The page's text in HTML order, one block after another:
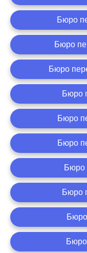
Бюро
Бюро
Бюро
Бюро
Бюро
Бюро
Бюро
Бюро